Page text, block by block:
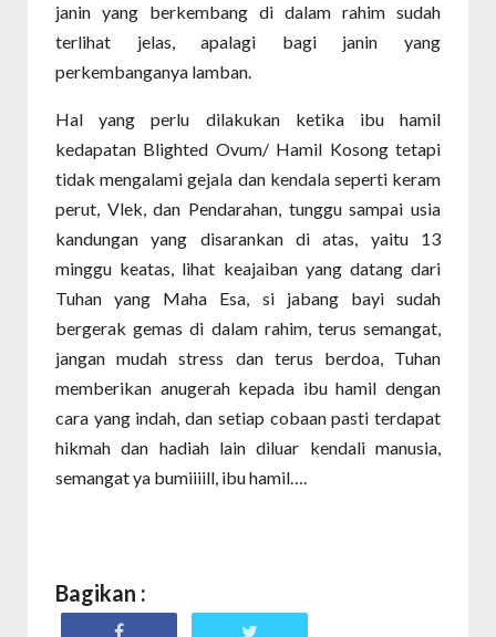
janin yang berkembang di dalam rahim sudah
terlihat jelas, apalagi bagi janin yang
perkembanganya lamban.
Hal yang perlu dilakukan ketika ibu hamil
kedapatan Blighted Ovum/ Hamil Kosong tetapi
tidak mengalami gejala dan kendala seperti keram
perut, Vlek, dan Pendarahan, tunggu sampai usia
kandungan yang disarankan di atas, yaitu 13
minggu keatas, lihat keajaiban yang datang dari
Tuhan yang Maha Esa, si jabang bayi sudah
bergerak gemas di dalam rahim, terus semangat,
jangan mudah stress dan terus berdoa, Tuhan
memberikan anugerah kepada ibu hamil dengan
cara yang indah, dan setiap cobaan pasti terdapat
hikmah dan hadiah lain diluar kendali manusia,
semangat ya bumiiiill, ibu hamil….
Bagikan :